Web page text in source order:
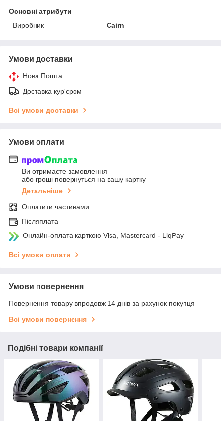
Основні атрибути
Виробник
Cairn
Умови доставки
Нова Пошта
Доставка кур'єром
Всі умови доставки
Умови оплати
Ви отримаєте замовлення
або гроші повернуться на вашу картку
Детальніше
Оплатити частинами
Післяплата
Онлайн-оплата карткою Visa, Mastercard - LiqPay
Всі умови оплати
Умови повернення
Повернення товару впродовж 14 днів за рахунок покупця
Всі умови повернення
Подібні товари компанії